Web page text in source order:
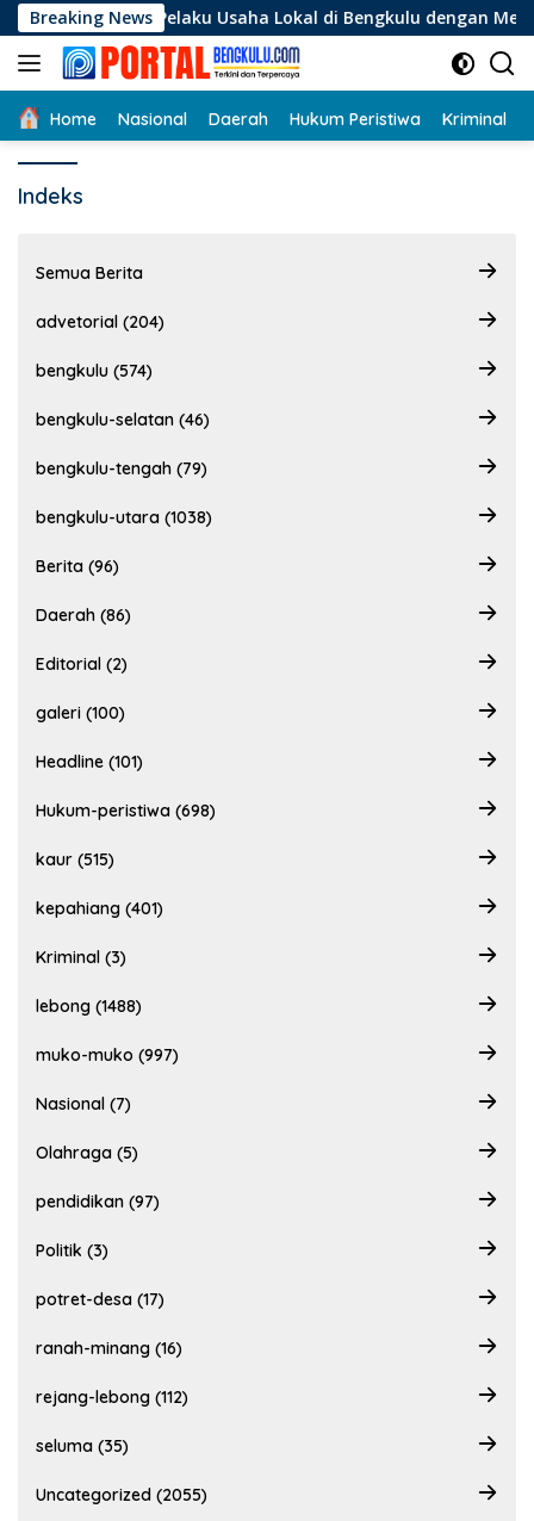
Langsung
ke
konten
Breaking News
Bagi Pelaku Usaha Lokal di Bengkulu dengan
Home Nasional Daerah Hukum Peristiwa Kriminal
Indeks
Semua Berita
advetorial (204)
bengkulu (574)
bengkulu-selatan (46)
bengkulu-tengah (79)
bengkulu-utara (1038)
Berita (96)
Daerah (86)
Editorial (2)
galeri (100)
Headline (101)
Hukum-peristiwa (698)
kaur (515)
kepahiang (401)
Kriminal (3)
lebong (1488)
muko-muko (997)
Nasional (7)
Olahraga (5)
pendidikan (97)
Politik (3)
potret-desa (17)
ranah-minang (16)
rejang-lebong (112)
seluma (35)
Uncategorized (2055)